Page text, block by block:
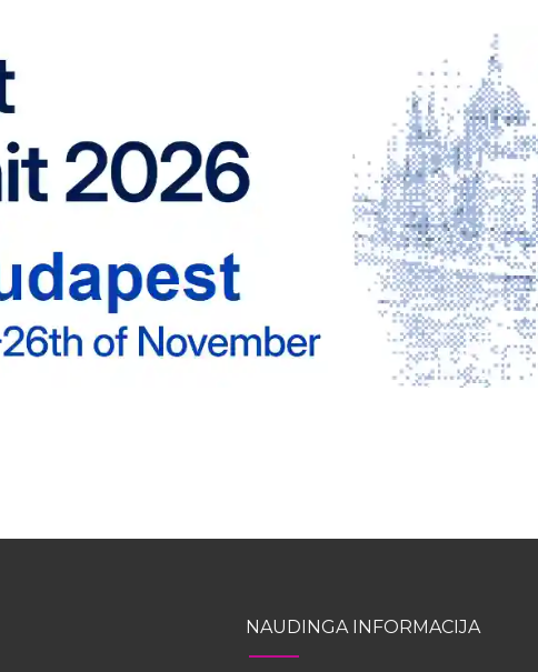
NAUDINGA INFORMACIJA